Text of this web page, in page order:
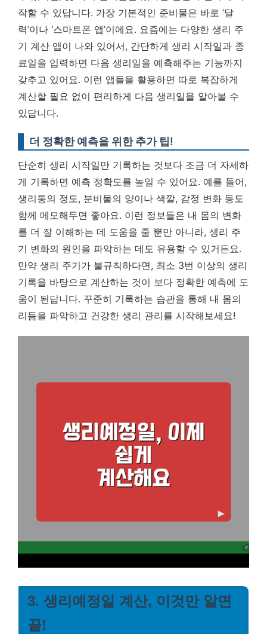
작할 수 있답니다. 가장 기본적인 준비물은 바로 ‘달
력’이나 ‘스마트폰 앱’이에요. 요즘에는 다양한 생리 주
기 계산 앱이 나와 있어서, 간단하게 생리 시작일과 종
료일을 입력하면 다음 생리일을 예측해주는 기능까지
갖추고 있어요. 이런 앱들을 활용하면 따로 복잡하게
계산할 필요 없이 편리하게 다음 생리일을 알아볼 수
있답니다.
더 정확한 예측을 위한 추가 팁!
단순히 생리 시작일만 기록하는 것보다 조금 더 자세하
게 기록하면 예측 정확도를 높일 수 있어요. 예를 들어,
생리통의 정도, 분비물의 양이나 색깔, 감정 변화 등도
함께 메모해두면 좋아요. 이런 정보들은 내 몸의 변화
를 더 잘 이해하는 데 도움을 줄 뿐만 아니라, 생리 주
기 변화의 원인을 파악하는 데도 유용할 수 있거든요.
만약 생리 주기가 불규칙하다면, 최소 3번 이상의 생리
기록을 바탕으로 계산하는 것이 보다 정확한 예측에 도
움이 된답니다. 꾸준히 기록하는 습관을 통해 내 몸의
리듬을 파악하고 건강한 생리 관리를 시작해보세요!
3. 생리예정일 계산, 이것만 알면
끝!